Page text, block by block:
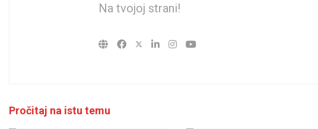
Na tvojoj strani!
Pročitaj na istu temu